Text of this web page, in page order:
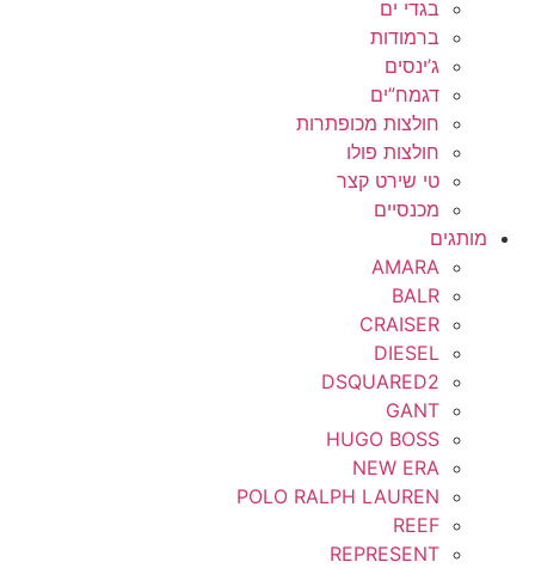
בגדי ים
ברמודות
ג’ינסים
דגמח”ים
חולצות מכופתרות
חולצות פולו
טי שירט קצר
מכנסיים
מותגים
AMARA
BALR
CRAISER
DIESEL
DSQUARED2
GANT
HUGO BOSS
NEW ERA
POLO RALPH LAUREN
REEF
REPRESENT